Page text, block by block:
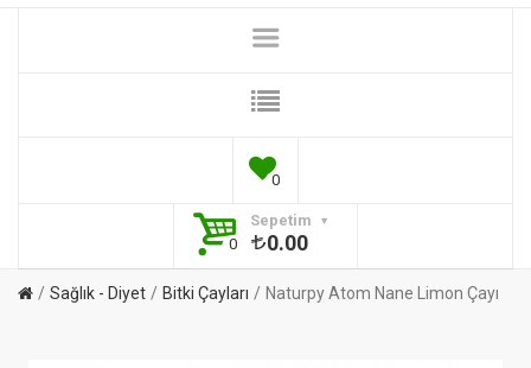
0
Sepetim
0
0.00
Sağlık - Diyet Bitki Çayları Naturpy Atom Nane Limon Çayı